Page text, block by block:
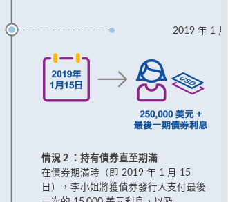
2019 年 1 月
情況 2 ：持有債券直至期滿
在債券期滿時（即 2019 年 1 月 15
日），李小姐將獲債券發行人支付最後